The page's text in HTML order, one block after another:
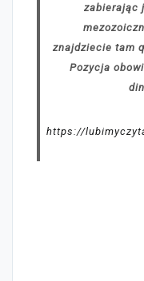
zabierając
znajdziecie tam
Pozycja
https://